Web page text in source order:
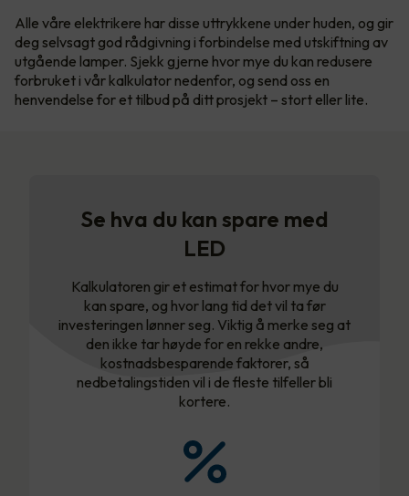
Alle våre elektrikere har disse uttrykkene under huden, og gir
deg selvsagt god rådgivning i forbindelse med utskiftning av
utgående lamper. Sjekk gjerne hvor mye du kan redusere
forbruket i vår kalkulator nedenfor, og send oss en
henvendelse for et tilbud på ditt prosjekt – stort eller lite.
Se hva du kan spare med
LED
Kalkulatoren gir et estimat for hvor mye du
kan spare, og hvor lang tid det vil ta før
investeringen lønner seg. Viktig å merke seg at
den ikke tar høyde for en rekke andre,
kostnadsbesparende faktorer, så
nedbetalingstiden vil i de fleste tilfeller bli
kortere.